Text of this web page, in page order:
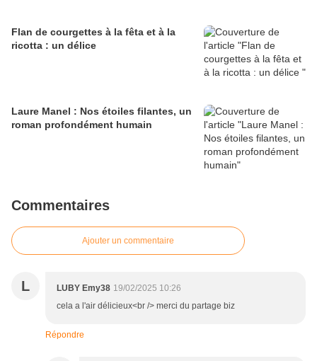
Flan de courgettes à la fêta et à la
ricotta : un délice
Laure Manel : Nos étoiles filantes, un
roman profondément humain
Commentaires
Ajouter un commentaire
L LUBY Emy38 19/02/2025 10:26
cela a l'air délicieux<br /> merci du partage biz
Répondre